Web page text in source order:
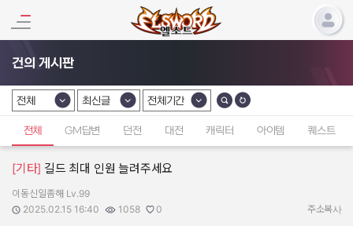
건의 게시판
카테고리 선택
전체
카테고리 선택
최신글
카테고리 선택
전체기간
전체 GM답변 던전 대전 캐릭터 아이템 퀘스트
[기타] 길드 최대 인원 늘려주세요
작성자:
이동신일좀해 Lv.99
작성일:
2025.02.15 16:40
조회수:
1058
추천수:
0 주소복사